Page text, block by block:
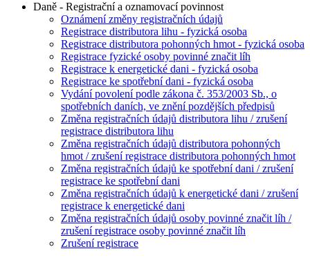
Daně - Registrační a oznamovací povinnost
Oznámení změny registračních údajů
Registrace distributora lihu - fyzická osoba
Registrace distributora pohonných hmot - fyzická osoba
Registrace fyzické osoby povinné značit líh
Registrace k energetické dani - fyzická osoba
Registrace ke spotřební dani - fyzická osoba
Vydání povolení podle zákona č. 353/2003 Sb., o
spotřebních daních, ve znění pozdějších předpisů
Změna registračních údajů distributora lihu / zrušení
registrace distributora lihu
Změna registračních údajů distributora pohonných
hmot / zrušení registrace distributora pohonných hmot
Změna registračních údajů ke spotřební dani / zrušení
registrace ke spotřební dani
Změna registračních údajů k energetické dani / zrušení
registrace k energetické dani
Změna registračních údajů osoby povinné značit líh /
zrušení registrace osoby povinné značit líh
Zrušení registrace